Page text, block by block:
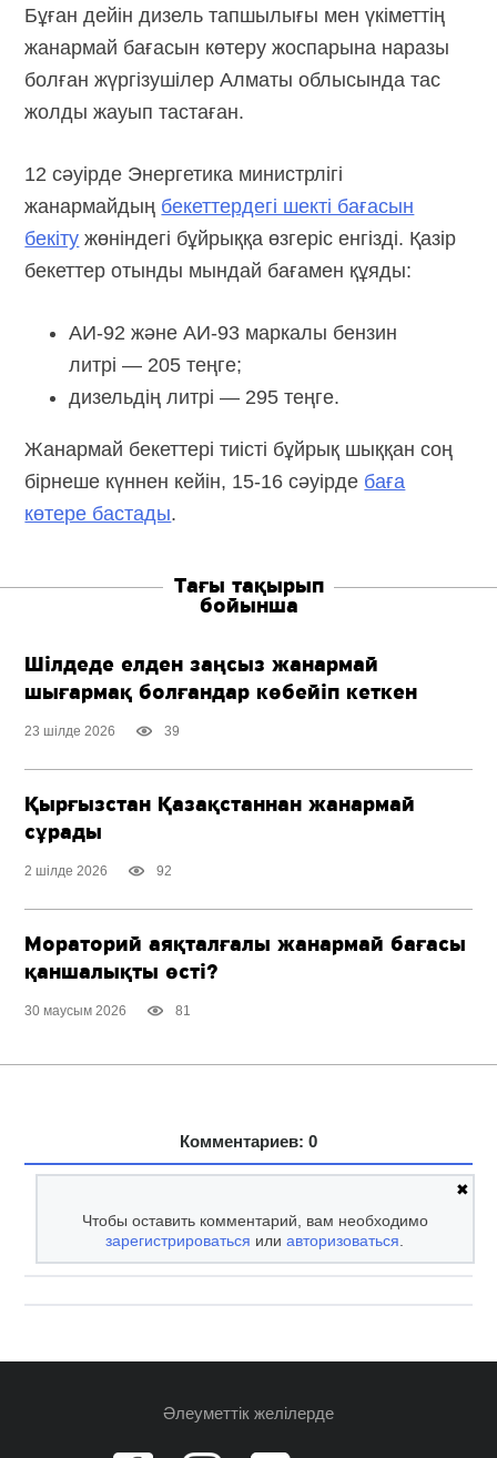
Бұған дейін дизель тапшылығы мен үкіметтің
жанармай бағасын көтеру жоспарына наразы
болған жүргізушілер Алматы облысында тас
жолды жауып тастаған.
12 сәуірде Энергетика министрлігі
жанармайдың бекеттердегі шекті бағасын
бекіту жөніндегі бұйрыққа өзгеріс енгізді. Қазір
бекеттер отынды мындай бағамен құяды:
АИ-92 жәнеАИ-93 маркалы бензин
литрі — 205 теңге;
дизельдің литрі — 295 теңге.
Жанармай бекеттері тиісті бұйрық шыққан соң
бірнеше күннен кейін, 15-16 сәуірде баға
көтере бастады.
Тағы тақырып
бойынша
Шілдеде елден заңсыз жанармай
шығармақ болғандар көбейіп кеткен
23 шілде 2026 39
Қырғызстан Қазақстаннан жанармай
сұрады
2 шілде 2026 92
Мораторий аяқталғалы жанармай бағасы
қаншалықты өсті?
30 маусым 2026 81
Комментариев: 0
✖
Чтобы оставить комментарий, вам необходимо
зарегистрироваться илиавторизоваться.
Әлеуметтік желілерде